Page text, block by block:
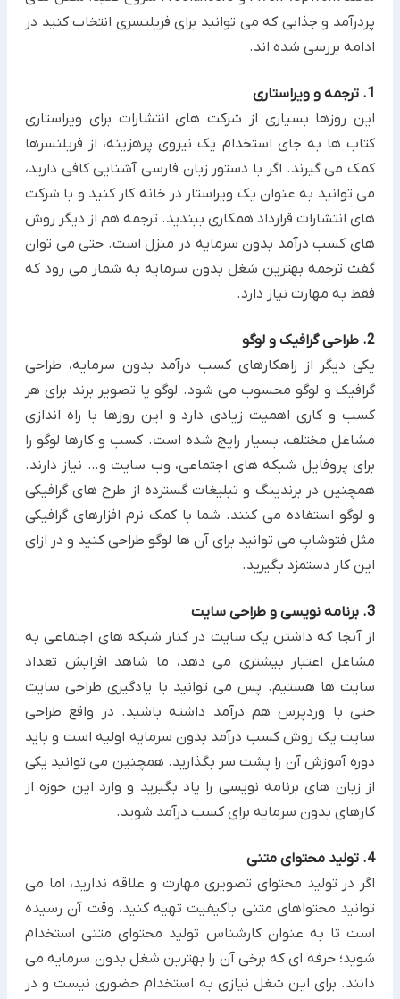
پردرآمد و جذابی که می توانید برای فریلنسری انتخاب کنید در
ادامه بررسی شده اند.‏
1. ترجمه و ویراستاری
این روزها بسیاری از شرکت های انتشارات برای ویراستاری
کتاب ها به جای استخدام یک نیروی پرهزینه، از فریلنسرها
کمک ‏می گیرند. اگر با دستور زبان فارسی آشنایی کافی دارید،
می توانید به عنوان یک ویراستار در خانه کار کنید و با شرکت
های ‏انتشارات قرارداد همکاری ببندید.‏ ترجمه هم از دیگر روش
های کسب درآمد بدون سرمایه در منزل است. حتی می توان
گفت ترجمه بهترین شغل بدون سرمایه به شمار می رود که
فقط ‏به مهارت نیاز دارد.‏
2. طراحی گرافیک و لوگو
یکی دیگر از راهکارهای کسب درآمد بدون سرمایه، طراحی
گرافیک و لوگو محسوب می شود. لوگو یا تصویر برند برای هر
کسب و کاری اهمیت زیادی دارد و این روزها با راه اندازی
مشاغل مختلف، بسیار رایج شده است. ‏کسب و کارها لوگو را
برای پروفایل شبکه های اجتماعی، وب سایت و… نیاز دارند.
همچنین در برندینگ و تبلیغات گسترده از ‏طرح های گرافیکی
و لوگو استفاده می کنند. شما با کمک نرم افزارهای گرافیکی
مثل فتوشاپ می توانید برای آن ها لوگو طراحی ‏کنید و در ازای
این کار دستمزد بگیرید.‏
3. برنامه نویسی و طراحی سایت
از آنجا که داشتن یک سایت در کنار شبکه های اجتماعی به
مشاغل اعتبار بیشتری می دهد، ما شاهد افزایش تعداد
سایت ها ‏هستیم. پس می توانید با یادگیری طراحی سایت
حتی با وردپرس هم درآمد داشته باشید. در واقع طراحی
سایت یک روش ‏کسب درآمد بدون سرمایه اولیه ‏است و باید
دوره آموزش آن را پشت سر بگذارید. همچنین می توانید یکی
از زبان های ‏برنامه نویسی را یاد بگیرید و وارد این حوزه از
کارهای بدون سرمایه برای کسب درآمد شوید.
4. تولید محتوای متنی
اگر در تولید محتوای تصویری مهارت و علاقه ندارید، اما می
توانید محتواهای متنی باکیفیت تهیه کنید، وقت آن رسیده
است تا ‏به عنوان کارشناس تولید محتوای متنی استخدام
شوید؛ حرفه ای که برخی آن را بهترین شغل بدون سرمایه می
دانند. برای این شغل نیازی به استخدام حضوری نیست و در